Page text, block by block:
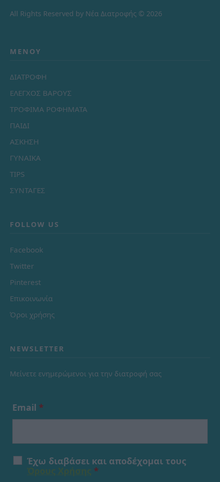
All Rights Reserved by Νέα Διατροφής © 2026
ΜΕΝΟΎ
ΔΙΑΤΡΟΦΗ
ΕΛΕΓΧΟΣ ΒΑΡΟΥΣ
ΤΡΟΦΙΜΑ ΡΟΦΗΜΑΤΑ
ΠΑΙΔΙ
ΑΣΚΗΣΗ
ΓΥΝΑΙΚΑ
TIPS
ΣΥΝΤΑΓΕΣ
FOLLOW US
Facebook
Twitter
Pinterest
Επικοινωνία
Όροι χρήσης
NEWSLETTER
Μείνετε ενημερώμενοι για την διατροφή σας
Email *
Έχω διαβάσει και αποδέχομαι τους
*